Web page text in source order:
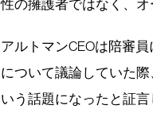
性の擁護者ではなく、
アルトマンCEOは陪審
について議論していた
いう話題になったと証